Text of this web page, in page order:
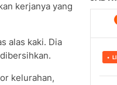
kerjanya yang
alas kaki. Dia
kelurahan,